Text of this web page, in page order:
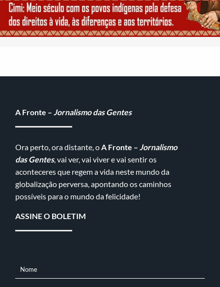
A Fronte – Jornalismo das Gentes
Ora perto, ora distante, oA Fronte – Jornalismo
das Gentes, vai ver, vai viver e vai sentir os
aconteceres que regem a vida neste mundo da
globalização perversa, apontando os caminhos
possíveis para o mundo da felicidade!
ASSINE O BOLETIM
NOME
Nome